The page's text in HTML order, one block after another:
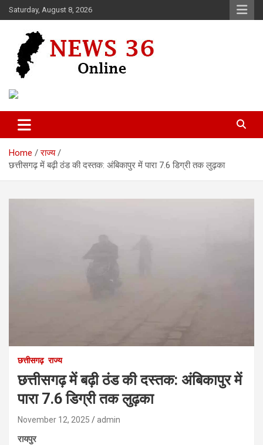
Skip
to
Saturday, August 8, 2026
News 36
Home
राज्य
छत्तीसगढ़ में बढ़ी ठंड की दस्तक: अंबिकापुर में पारा 7.6 डिग्री तक लुढ़का
छत्तीसगढ़ राज्य
छत्तीसगढ़ में बढ़ी ठंड की दस्तक: अंबिकापुर में
पारा 7.6 डिग्री तक लुढ़का
November 12, 2025 admin
रायपुर